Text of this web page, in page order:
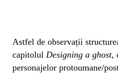
Astfel de observații
capitolul Designing a ghost,
personajelor protoumane/